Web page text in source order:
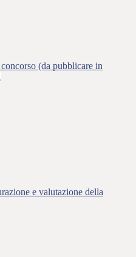
(da pubblicare in
e valutazione della